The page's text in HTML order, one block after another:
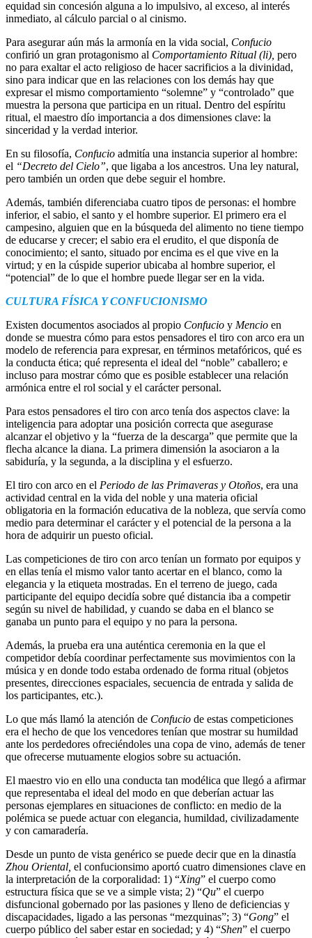
equidad sin concesión alguna a lo impulsivo, al exceso, al interés
inmediato, al cálculo parcial o al cinismo.
Para asegurar aún más la armonía en la vida social, Confucio
confirió un gran protagonismo al Comportamiento Ritual (li), pero
no para exaltar el acto religioso de hacer sacrificios a la divinidad,
sino para indicar que en las relaciones con los demás hay que
expresar el mismo comportamiento “solemne” y “controlado” que
muestra la persona que participa en un ritual. Dentro del espíritu
ritual, el maestro dío importancia a dos dimensiones clave: la
sinceridad y la verdad interior.
En su filosofía, Confucio admitía una instancia superior al hombre:
el “Decreto del Cielo”, que ligaba a los ancestros. Una ley natural,
pero también un orden que debe seguir el hombre.
Además, también diferenciaba cuatro tipos de personas: el hombre
inferior, el sabio, el santo y el hombre superior. El primero era el
campesino, alguien que en la búsqueda del alimento no tiene tiempo
de educarse y crecer; el sabio era el erudito, el que disponía de
conocimiento; el santo, situado por encima es el que vive en la
virtud; y en la cúspide superior ubicaba al hombre superior, el
“potencial” de lo que el hombre puede llegar ser en la vida.
CULTURA FÍSICA Y CONFUCIONISMO
Existen documentos asociados al propio Confucio y Mencio en
donde se muestra cómo para estos pensadores el tiro con arco era un
modelo de referencia para expresar, en términos metafóricos, qué es
la conducta ética; qué representa el ideal del “noble” caballero; e
incluso para mostrar cómo que es posible establecer una relación
armónica entre el rol social y el carácter personal.
Para estos pensadores el tiro con arco tenía dos aspectos clave: la
inteligencia para adoptar una posición correcta que asegurase
alcanzar el objetivo y la “fuerza de la descarga” que permite que la
flecha alcance la diana. La primera dimensión la asociaron a la
sabiduría, y la segunda, a la disciplina y el esfuerzo.
El tiro con arco en el Periodo de las Primaveras y Otoños, era una
actividad central en la vida del noble y una materia oficial
obligatoria en la formación educativa de la nobleza, que servía como
medio para determinar el carácter y el potencial de la persona a la
hora de adquirir un puesto oficial.
Las competiciones de tiro con arco tenían un formato por equipos y
en ellas tenía el mismo valor tanto acertar en el blanco, como la
elegancia y la etiqueta mostradas. En el terreno de juego, cada
participante del equipo decidía sobre qué distancia iba a competir
según su nivel de habilidad, y cuando se daba en el blanco se
ganaba un punto para el equipo y no para la persona.
Además, la prueba era una auténtica ceremonia en la que el
competidor debía coordinar perfectamente sus movimientos con la
música y en donde todo estaba ordenado de forma ritual (objetos
presentes, direcciones espaciales, secuencia de entrada y salida de
los participantes, etc.).
Lo que más llamó la atención de Confucio de estas competiciones
era el hecho de que los vencedores tenían que mostrar su humildad
ante los perdedores ofreciéndoles una copa de vino, además de tener
que ofrecerse mutuamente elogios sobre su actuación.
El maestro vio en ello una conducta tan modélica que llegó a afirmar
que representaba el ideal del modo en que deberían actuar las
personas ejemplares en situaciones de conflicto: en medio de la
polémica se puede actuar con elegancia, humildad, civilizadamente
y con camaradería.
Desde un punto de vista genérico se puede decir que en la dinastía
Zhou Oriental, el confucionsimo aportó cuatro dimensiones clave en
la interpretación de la corporalidad: 1) “Xing” el cuerpo como
estructura física que se ve a simple vista; 2) “Qu” el cuerpo
disfuncional gobernado por las pasiones y lleno de deficiencias y
discapacidades, ligado a las personas “mezquinas”; 3) “Gong” el
cuerpo público del saber estar en sociedad; y 4) “Shen” el cuerpo